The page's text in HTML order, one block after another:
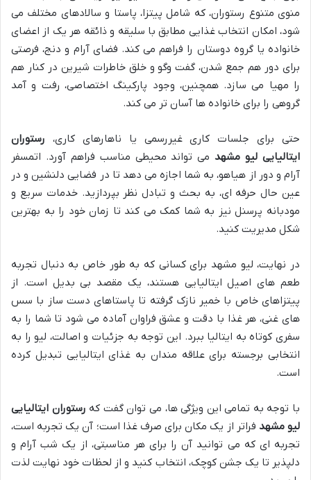
منوی متنوع رستوران، که شامل پیتزا، پاستا و سالادهای مختلف می
شود، امکان انتخاب غذایی مطابق با سلیقه و ذائقه هر یک از اعضای
خانواده یا گروه دوستان را فراهم می کند. فضای آرام و دنج، فرصتی
برای دور هم جمع شدن، گفت وگو و خلق خاطرات شیرین در کنار هم
را مهیا می سازد. همچنین، وجود پارکینگ اختصاصی، رفت و آمد
گروهی را برای خانواده ها آسان تر می کند.
حتی برای جلسات کاری غیررسمی یا ناهارهای کاری، رستوران
ایتالیایی لیو مشهدمی تواند محیطی مناسب فراهم آورد. اتمسفر
آرام و دور از هیاهو، به شما اجازه می دهد تا در فضایی دلنشین و در
عین حال حرفه ای، به بحث و تبادل نظر بپردازید. خدمات سریع و
مودبانه پرسنل نیز به شما کمک می کند تا زمان خود را به بهترین
شکل مدیریت کنید.
در نهایت، لیو مشهد برای کسانی که به طور خاص به دنبال تجربه
طعم های اصیل ایتالیایی هستند، یک مقصد بی بدیل است. از
پیتزاهای خاص با خمیر نازک گرفته تا پاستاهای دست ساز با سس
های غنی، هر غذا با دقت و عشق فراوان آماده می شود تا شما را به
سفری کوتاه به ایتالیا ببرد. این توجه به جزئیات و اصالت، لیو را به
انتخابی برجسته برای علاقه مندان به غذای ایتالیایی تبدیل کرده
است.
با توجه به تمامی این ویژگی ها، می توان گفت که رستوران ایتالیایی
لیو مشهد فراتر از یک مکان برای صرف غذا است؛ آن یک تجربه است،
تجربه ای که می توانید آن را برای هر مناسبتی، از یک شب آرام و
دلپذیر تا یک جشن کوچک، انتخاب کنید و از لحظات خود نهایت لذت